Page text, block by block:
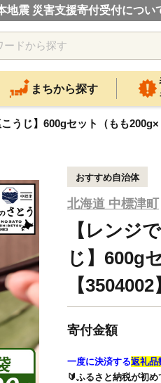
地震 災害支援寄付受付につい
まちから探す
うじ】600gセット（もも200g×
おすすめ自治体
北海道 中標津町
【レンジ
じ】600g
【3504002】
寄付金額
一度に決済する返礼品
🔰ふるさと納税が初